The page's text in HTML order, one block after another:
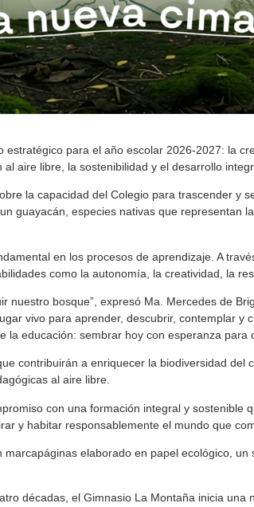
para el año escolar 2026-2027: la
aire libre, la sostenibilidad y el desarrollo
la capacidad del Colegio para trascender y
guayacán, especies nativas que representan
en los procesos de aprendizaje. A
como la autonomía, la creatividad, la
nuestro bosque”, expresó Ma. Mercedes de
vivo para aprender, descubrir, contemplar
educación: sembrar hoy con esperanza para
contribuirán a enriquecer la biodiversidad
al aire libre.
con una formación integral y sostenible
y habitar responsablemente el mundo que
elaborado en papel ecológico,
décadas, el Gimnasio La Montaña inicia